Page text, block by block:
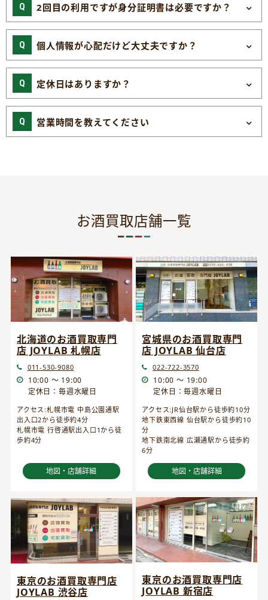
2回目の利用ですが身分証明書は必要ですか？
個人情報が心配だけど大丈夫ですか？
定休日はありますか？
営業時間を教えてください
お酒買取店舗一覧
北海道のお酒買取専門
店 JOYLAB 札幌店
011-530-9080
10:00 ～ 19:00
定休日：毎週水曜日
アクセス:札幌市電 中島公園通駅
出入口2から徒歩約4分
札幌市電 行啓通駅出入口1から徒
歩約4分
地図・店舗詳細
宮城県のお酒買取専門
店 JOYLAB 仙台店
022-722-3570
10:00 ～ 19:00
定休日：毎週水曜日
アクセス:JR仙台駅から徒歩約10分
地下鉄東西線 仙台駅から徒歩約10
分
地下鉄南北線 広瀬通駅から徒歩約
6分
地図・店舗詳細
東京のお酒買取専門店
JOYLAB 渋谷店
東京のお酒買取専門店
JOYLAB 新宿店